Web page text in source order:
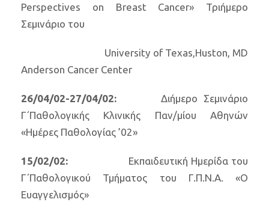
Perspectives on Breast Cancer» Τριήμερο
Σεμινάριο του
University of Texas,Huston, MD
Anderson Cancer Center
26/04/02-27/04/02: Διήμερο Σεμινάριο
Γ΄Παθολογικής Κλινικής Παν/μίου Αθηνών
«Ημέρες Παθολογίας ’02»
15/02/02: Εκπαιδευτική Ημερίδα του
Γ΄Παθολογικού Τμήματος του Γ.Π.Ν.Α. «Ο
Ευαγγελισμός»